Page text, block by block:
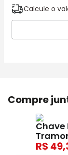
Calcule o
Compre
Chave